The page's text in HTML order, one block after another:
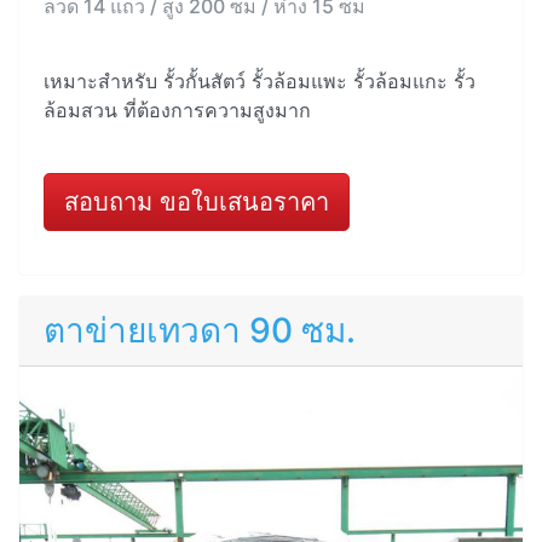
ลวด 14 แถว / สูง 200 ซม / ห่าง 15 ซม
เหมาะสำหรับ รั้วกั้นสัตว์ รั้วล้อมแพะ รั้วล้อมแกะ รั้ว
ล้อมสวน ที่ต้องการความสูงมาก
สอบถาม ขอใบเสนอราคา
ตาข่ายเทวดา 90 ซม.